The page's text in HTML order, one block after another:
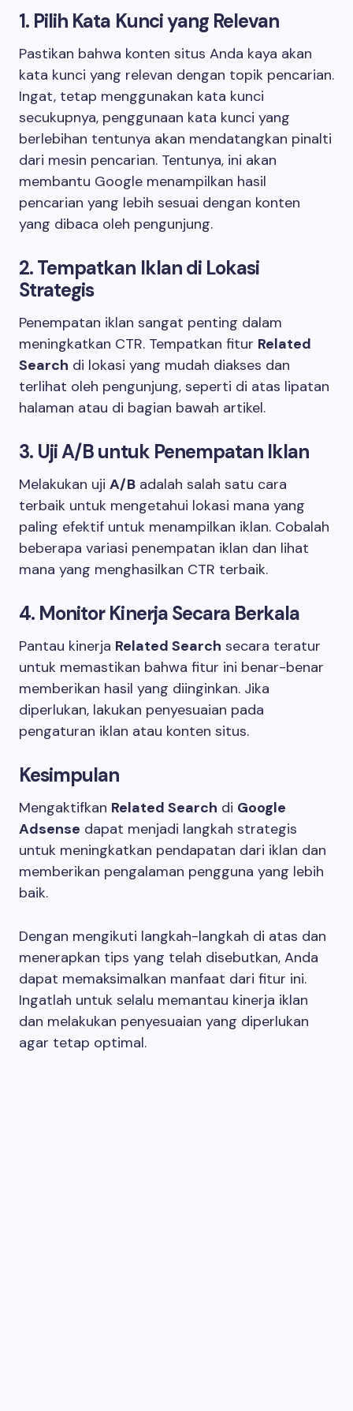
1. Pilih Kata Kunci yang Relevan
Pastikan bahwa konten situs Anda kaya akan
kata kunci yang relevan dengan topik pencarian.
Ingat, tetap menggunakan kata kunci
secukupnya, penggunaan kata kunci yang
berlebihan tentunya akan mendatangkan pinalti
dari mesin pencarian. Tentunya, ini akan
membantu Google menampilkan hasil
pencarian yang lebih sesuai dengan konten
yang dibaca oleh pengunjung.
2. Tempatkan Iklan di Lokasi
Strategis
Penempatan iklan sangat penting dalam
meningkatkan CTR. Tempatkan fitur Related
Search di lokasi yang mudah diakses dan
terlihat oleh pengunjung, seperti di atas lipatan
halaman atau di bagian bawah artikel.
3. Uji A/B untuk Penempatan Iklan
Melakukan uji A/B adalah salah satu cara
terbaik untuk mengetahui lokasi mana yang
paling efektif untuk menampilkan iklan. Cobalah
beberapa variasi penempatan iklan dan lihat
mana yang menghasilkan CTR terbaik.
4. Monitor Kinerja Secara Berkala
Pantau kinerja Related Search secara teratur
untuk memastikan bahwa fitur ini benar-benar
memberikan hasil yang diinginkan. Jika
diperlukan, lakukan penyesuaian pada
pengaturan iklan atau konten situs.
Kesimpulan
Mengaktifkan Related Search di Google
Adsense dapat menjadi langkah strategis
untuk meningkatkan pendapatan dari iklan dan
memberikan pengalaman pengguna yang lebih
baik.
Dengan mengikuti langkah-langkah di atas dan
menerapkan tips yang telah disebutkan, Anda
dapat memaksimalkan manfaat dari fitur ini.
Ingatlah untuk selalu memantau kinerja iklan
dan melakukan penyesuaian yang diperlukan
agar tetap optimal.